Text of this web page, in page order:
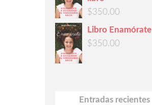
$350.00
Libro Enamórate
$350.00
Entradas recientes